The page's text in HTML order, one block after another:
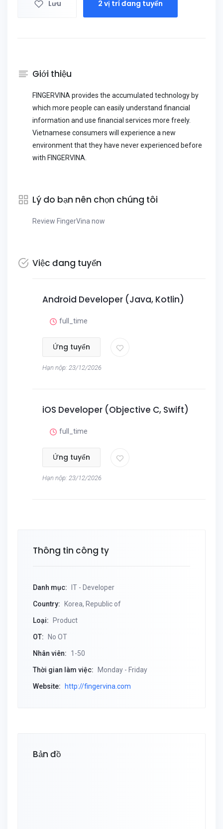
Lưu 2 vị trí đang tuyển
Giới thiệu
FINGERVINA provides the accumulated technology by
which more people can easily understand financial
information and use financial services more freely.
Vietnamese consumers will experience a new
environment that they have never experienced before
with FINGERVINA.
Lý do bạn nên chọn chúng tôi
Review FingerVina now
Việc đang tuyển
Android Developer (Java, Kotlin)
full_time
Ứng tuyển
Hạn nộp: 23/12/2026
iOS Developer (Objective C, Swift)
full_time
Ứng tuyển
Hạn nộp: 23/12/2026
Thông tin công ty
Danh mục: IT - Developer
Country: Korea, Republic of
Loại: Product
OT: No OT
Nhân viên: 1-50
Thời gian làm việc: Monday - Friday
Website: http://fingervina.com
Bản đồ